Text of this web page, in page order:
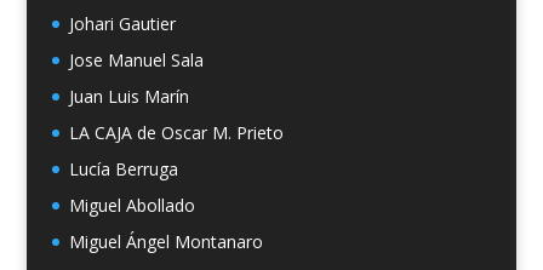
Johari Gautier
Jose Manuel Sala
Juan Luis Marín
LA CAJA de Oscar M. Prieto
Lucía Berruga
Miguel Abollado
Miguel Ángel Montanaro